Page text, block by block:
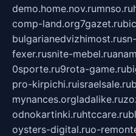
demo.home.nov.rumnso.ru
comp-land.org7gazet.ru
bulgarianedvizhimost.ru
fexer.rusnite-mebel.ru
0sporte.ru9rota-game.ru
pro-kirpichi.ruisraelsale.ru
mynances.orgladalike.ru
odnokartinki.ruhtccare.ru
oysters-digital.ruo-